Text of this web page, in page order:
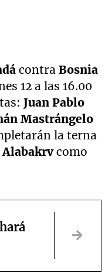
contraBosnia
12 a las 16.00
Juan Pablo
Mastrángelo
la terna
como